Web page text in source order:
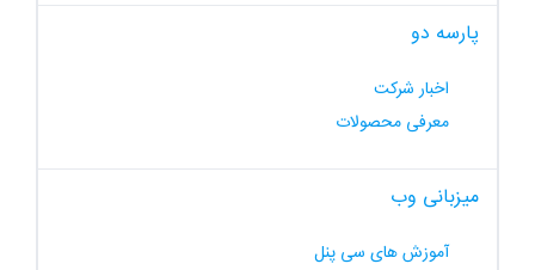
پارسه دو
اخبار شرکت
معرفی محصولات
میزبانی وب
آموزش های سی پنل